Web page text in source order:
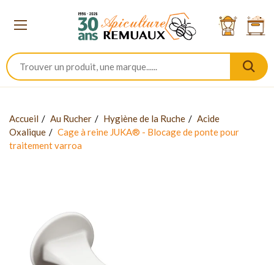
Accueil Au Rucher Hygiène de la Ruche
Acide
Oxalique
Cage à reine JUKA® - Blocage de ponte pour
traitement varroa